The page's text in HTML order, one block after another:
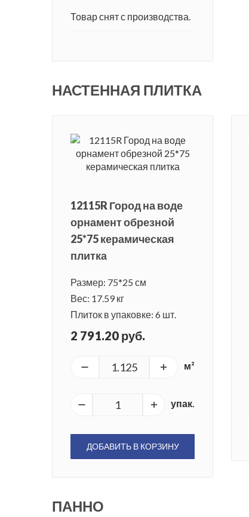
Товар снят с производства.
НАСТЕННАЯ ПЛИТКА
12115R Город на воде
орнамент обрезной
25*75 керамическая
плитка
Размер: 75*25 см
Вес: 17.59 кг
Плиток в упаковке: 6 шт.
2 791.20 руб.
м²
упак.
ДОБАВИТЬ В КОРЗИНУ
ПАННО